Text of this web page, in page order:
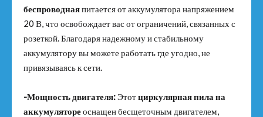
беспроводнаяпитается от аккумулятора напряжением
20 В, что освобождает вас от ограничений, связанных с
розеткой. Благодаря надежному и стабильному
аккумулятору вы можете работать где угодно, не
привязываясь к сети.
-Мощность двигателя:Этотциркулярная пила на
аккумулятореоснащен бесщеточным двигателем,